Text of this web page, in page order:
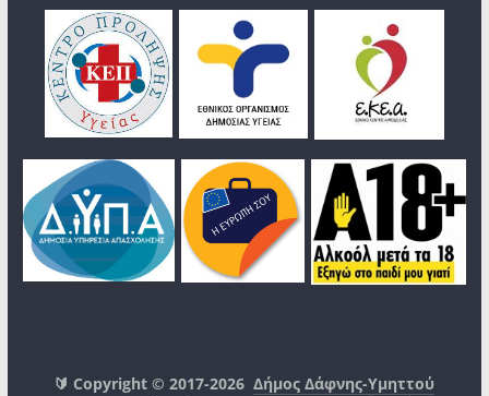
🔰 Copyright © 2017-2026Δήμος Δάφνης-Υμηττού